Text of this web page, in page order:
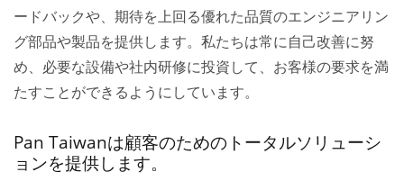
ードバックや、期待を上回る優れた品質のエンジニアリン
グ部品や製品を提供します。私たちは常に自己改善に努
め、必要な設備や社内研修に投資して、お客様の要求を満
たすことができるようにしています。
Pan Taiwanは顧客のためのトータルソリューシ
ョンを提供します。